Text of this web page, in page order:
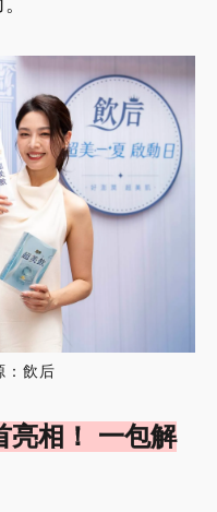
：飲后
亮相！ 一包解